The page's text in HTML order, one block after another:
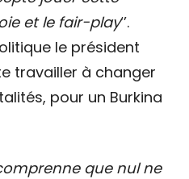
et le fair-play‘’.
le président
travailler à changer
pour un Burkina
que nul ne